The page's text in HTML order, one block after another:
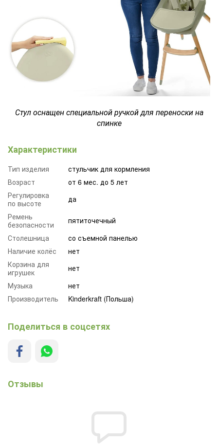
Стул оснащен специальной ручкой для переноски на
спинке
Характеристики
Тип изделия
стульчик для кормления
Возраст
от 6 мес. до 5 лет
Регулировка
по высоте
да
Ремень
безопасности
пятиточечный
Столешница
со съемной панелью
Наличие колёс
нет
Корзина для
игрушек
нет
Музыка
нет
Производитель
Kinderkraft (Польша)
Поделиться в соцсетях
Отзывы